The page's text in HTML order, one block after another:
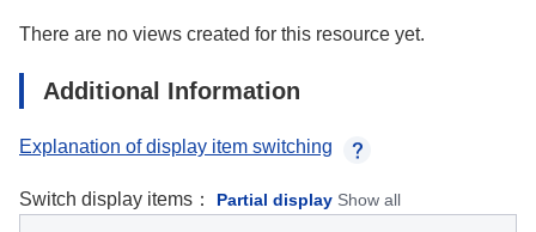
There are no views created for this resource yet.
Additional Information
Explanation of display item switching
Switch display items： Partial display Show all